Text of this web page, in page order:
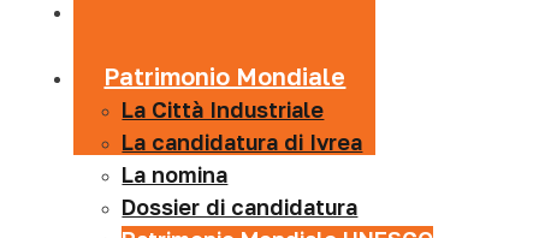
Patrimonio Mondiale
La Città Industriale
La candidatura di Ivrea
La nomina
Dossier di candidatura